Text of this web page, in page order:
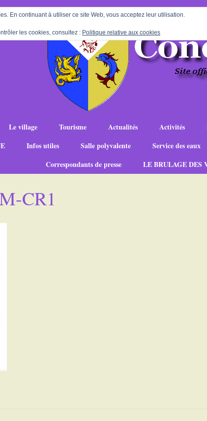
Le village Tourisme Actualités Activités
Infos utiles Salle polyvalente Service des eaux
Correspondants de presse
LE BRULAGE DES
CR1
En continuant à utiliser ce site Web, vous acceptez leur utilisation.
les cookies, consultez : Politique relative aux cookies